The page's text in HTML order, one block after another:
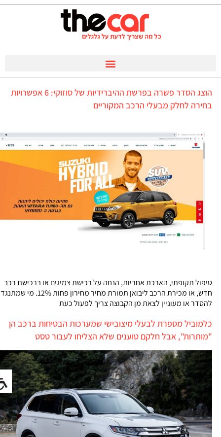
הוצג הסדר פשרה בפרשת ההיברידיות של סוזוקי: 6 אפשרויות
בחירה לחלק מבעלי הרכב המקוריים
טיפול תקופתי, הארכת אחריות, הנחה על רכישת צמיגים או ברכישת רכב
חדש, או מכירת הרכב ליבואן תמורת מחיר מחירון פחות 12%. מי שמתנגד
להסדר או מעוניין לצאת מן הקבוצה צריך לפעול כעת
כלמוביל מספרת לבעלי מיצובישי שמערכות הבטיחות ברכב הן
"מותרות", אבל חלקם טוענים שלא הצליחו לעבור טסט